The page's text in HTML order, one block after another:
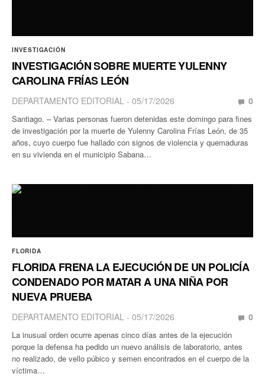
INVESTIGACIÓN
INVESTIGACIÓN SOBRE MUERTE YULENNY
CAROLINA FRÍAS LEÓN
DEPARTAMENTO EDITORIAL 05/17/2026 0
Santiago. – Varias personas fueron detenidas este domingo para fines
de investigación por la muerte de Yulenny Carolina Frías León, de 35
años, cuyo cuerpo fue hallado con signos de violencia y quemaduras
en su vivienda en el municipio Sabana…
FLORIDA
FLORIDA FRENA LA EJECUCIÓN DE UN POLICÍA
CONDENADO POR MATAR A UNA NIÑA POR
NUEVA PRUEBA
DEPARTAMENTO EDITORIAL 05/17/2026 0
La inusual orden ocurre apenas cinco días antes de la ejecución
porque la defensa ha pedido un nuevo análisis de laboratorio, antes
no realizado, de vello púbico y semen encontrados en el cuerpo de la
víctima…